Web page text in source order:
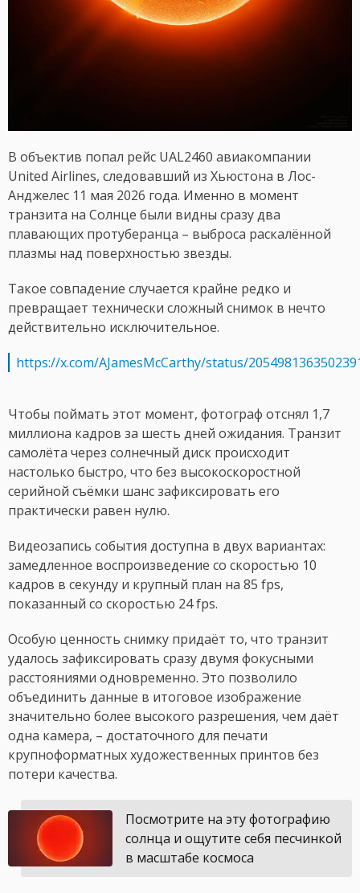
В объектив попал рейс UAL2460 авиакомпании
United Airlines, следовавший из Хьюстона в Лос-
Анджелес 11 мая 2026 года. Именно в момент
транзита на Солнце были видны сразу два
плавающих протуберанца – выброса раскалённой
плазмы над поверхностью звезды.
Такое совпадение случается крайне редко и
превращает технически сложный снимок в нечто
действительно исключительное.
https://x.com/AJamesMcCarthy/status/
Чтобы поймать этот момент, фотограф отснял 1,7
миллиона кадров за шесть дней ожидания. Транзит
самолёта через солнечный диск происходит
настолько быстро, что без высокоскоростной
серийной съёмки шанс зафиксировать его
практически равен нулю.
Видеозапись события доступна в двух вариантах:
замедленное воспроизведение со скоростью 10
кадров в секунду и крупный план на 85 fps,
показанный со скоростью 24 fps.
Особую ценность снимку придаёт то, что транзит
удалось зафиксировать сразу двумя фокусными
расстояниями одновременно. Это позволило
объединить данные в итоговое изображение
значительно более высокого разрешения, чем даёт
одна камера, – достаточного для печати
крупноформатных художественных принтов без
потери качества.
Посмотрите на эту фотографию
солнца и ощутите себя песчинкой
в масштабе космоса